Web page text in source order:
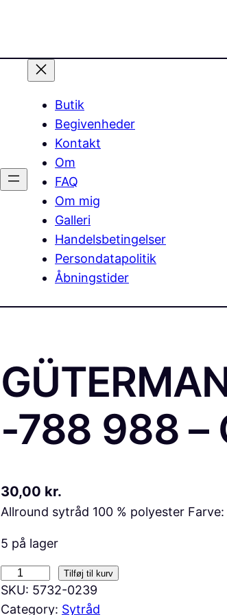
Butik
Begivenheder
Kontakt
Om
FAQ
Om mig
Galleri
Handelsbetingelser
Persondatapolitik
Åbningstider
-788 988 –
30,00 kr.
Allround sytråd 100 % polyester
5 på lager
Ü
Tilføj til kurv
SKU: 5732-0239
Category: Sytråd